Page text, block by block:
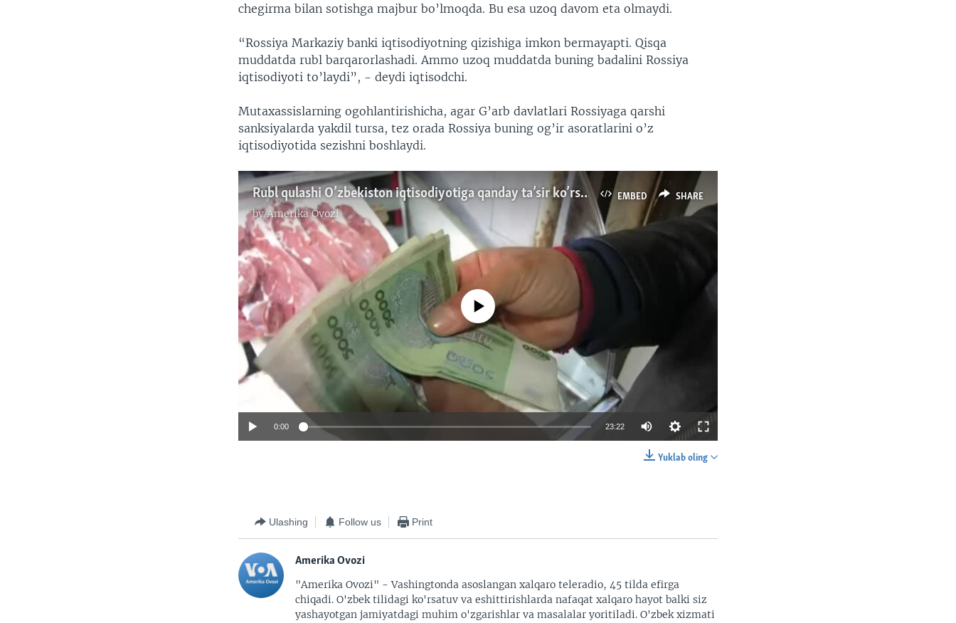
chegirma bilan sotishga majbur bo’lmoqda. Bu esa uzoq davom eta olmaydi.
“Rossiya Markaziy banki iqtisodiyotning qizishiga imkon bermayapti. Qisqa
muddatda rubl barqarorlashadi. Ammo uzoq muddatda buning badalini Rossiya
iqtisodiyoti to’laydi”, - deydi iqtisodchi.
Mutaxassislarning ogohlantirishicha, agar G’arb davlatlari Rossiyaga qarshi
sanksiyalarda yakdil tursa, tez orada Rossiya buning og’ir asoratlarini o’z
iqtisodiyotida sezishni boshlaydi.
EMBED SHARE
Rubl qulashi O’zbekiston iqtisodiyotiga qanday ta’sir ko’rsatyapti?
byAmerika Ovozi
No media source currently available
0:00 23:22
Yuklab oling
Ulashing Follow us Print
Amerika Ovozi
"Amerika Ovozi" - Vashingtonda asoslangan xalqaro teleradio, 45 tilda efirga
chiqadi. O'zbek tilidagi ko'rsatuv va eshittirishlarda nafaqat xalqaro hayot balki siz
yashayotgan jamiyatdagi muhim o'zgarishlar va masalalar yoritiladi. O'zbek xizmati